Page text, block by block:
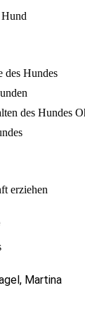
des Hundes
des Hundes
erziehen
Martina